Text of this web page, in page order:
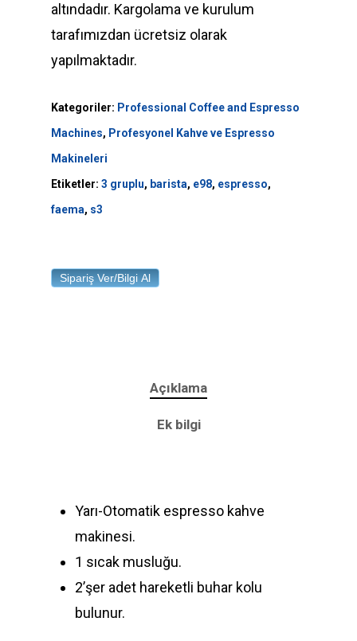
altındadır. Kargolama ve kurulum
tarafımızdan ücretsiz olarak
yapılmaktadır.
Kategoriler: Professional Coffee and Espresso
Machines, Profesyonel Kahve ve Espresso
Makineleri
Etiketler: 3 gruplu, barista, e98, espresso,
faema, s3
Sipariş Ver/Bilgi Al
Açıklama
Ek bilgi
Yarı-Otomatik espresso kahve
makinesi.
1 sıcak musluğu.
2’şer adet hareketli buhar kolu
bulunur.
Hizmetlerimiz
English